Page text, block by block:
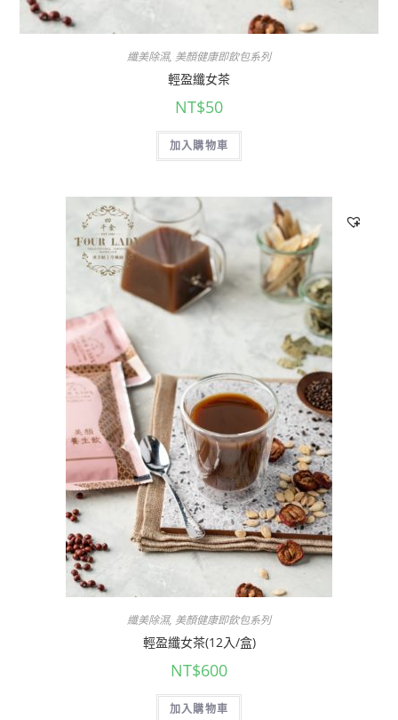
纖美除濕, 美顏健康即飲包系列
輕盈纖女茶
NT$50
加入購物車
纖美除濕, 美顏健康即飲包系列
輕盈纖女茶(12入/盒)
NT$600
加入購物車